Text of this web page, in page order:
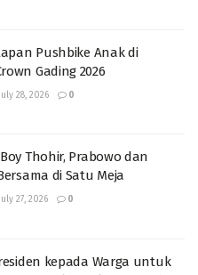
Pushbike Anak di
Gading 2026
July 28, 2026 0
Thohir, Prabowo dan
di Satu Meja
July 27, 2026 0
kepada Warga untuk